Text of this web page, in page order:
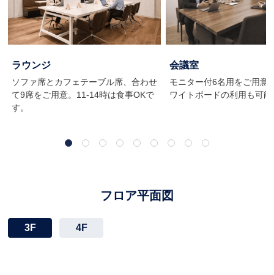
ラウンジ
ソファ席とカフェテーブル席、合わせ
て9席をご用意。11-14時は食事OKで
す。
会議室
モニター付6名用をご用意
ワイトボードの利用も可
フロア平面図
3F 4F